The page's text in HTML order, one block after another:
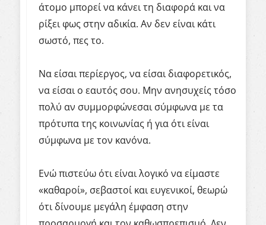
άτομο μπορεί να κάνει τη διαφορά και να
ρίξει φως στην αδικία. Αν δεν είναι κάτι
σωστό, πεςτο.
Να είσαι περίεργος, να είσαι διαφορετικός,
να είσαι ο εαυτός σου. Μην ανησυχείς τόσο
πολύ αν συμμορφώνεσαι σύμφωνα με τα
πρότυπα της κοινωνίας ή για ότι είναι
σύμφωνα με τον κανόνα.
Ενώ πιστεύω ότι είναι λογικό να είμαστε
«καθαροί», σεβαστοί και ευγενικοί, θεωρώ
ότι δίνουμε μεγάλη έμφαση στην